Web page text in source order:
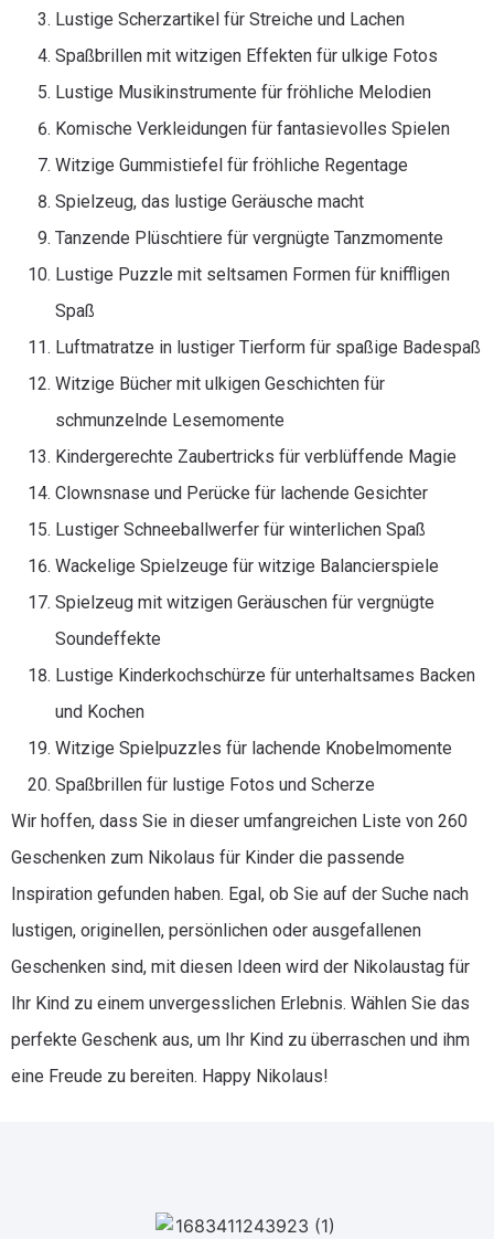
Lustige Scherzartikel für Streiche und Lachen
Spaßbrillen mit witzigen Effekten für ulkige Fotos
Lustige Musikinstrumente für fröhliche Melodien
Komische Verkleidungen für fantasievolles Spielen
Witzige Gummistiefel für fröhliche Regentage
Spielzeug, das lustige Geräusche macht
Tanzende Plüschtiere für vergnügte Tanzmomente
Lustige Puzzle mit seltsamen Formen für kniffligen
Spaß
Luftmatratze in lustiger Tierform für spaßige Badespaß
Witzige Bücher mit ulkigen Geschichten für
schmunzelnde Lesemomente
Kindergerechte Zaubertricks für verblüffende Magie
Clownsnase und Perücke für lachende Gesichter
Lustiger Schneeballwerfer für winterlichen Spaß
Wackelige Spielzeuge für witzige Balancierspiele
Spielzeug mit witzigen Geräuschen für vergnügte
Soundeffekte
Lustige Kinderkochschürze für unterhaltsames Backen
und Kochen
Witzige Spielpuzzles für lachende Knobelmomente
Spaßbrillen für lustige Fotos und Scherze
Wir hoffen, dass Sie in dieser umfangreichen Liste von 260
Geschenken zum Nikolaus für Kinder die passende
Inspiration gefunden haben. Egal, ob Sie auf der Suche nach
lustigen, originellen, persönlichen oder ausgefallenen
Geschenken sind, mit diesen Ideen wird der Nikolaustag für
Ihr Kind zu einem unvergesslichen Erlebnis. Wählen Sie das
perfekte Geschenk aus, um Ihr Kind zu überraschen und ihm
eine Freude zu bereiten. Happy Nikolaus!